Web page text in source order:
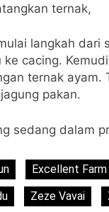
ternak,
langkah dari
ke cacing.
ternak ayam.
pakan.
sedang dalam
Excellent Farm
Zeze Vavai